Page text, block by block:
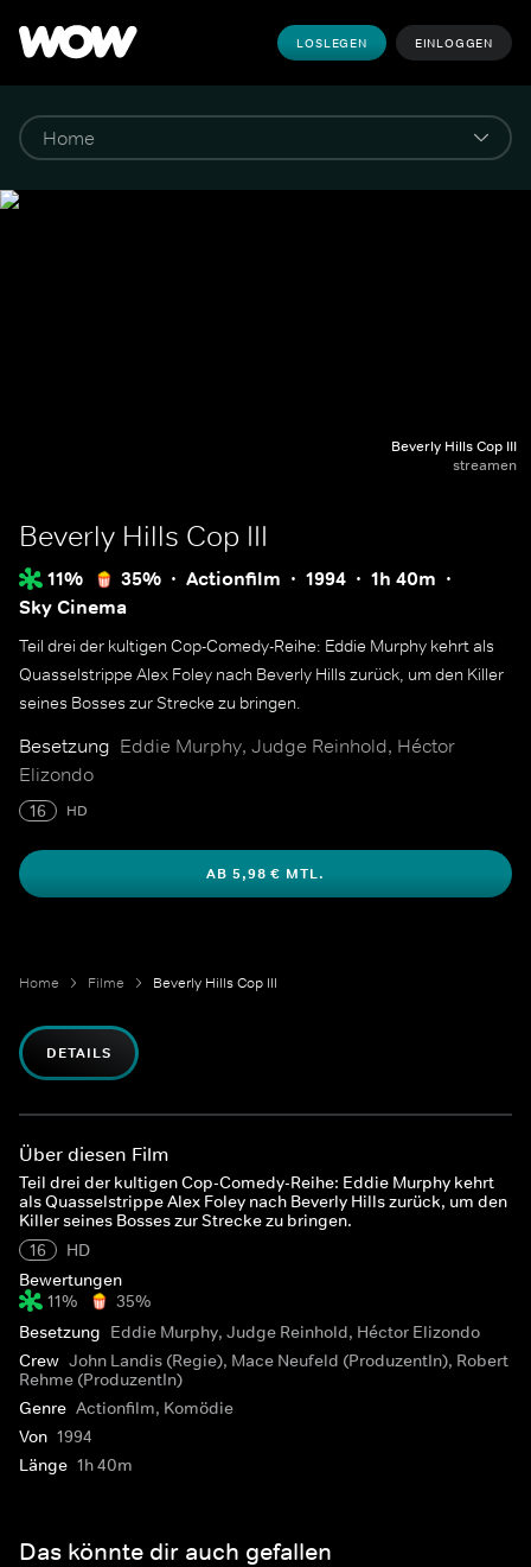
LOSLEGEN EINLOGGEN
Beverly Hills Cop III
streamen
Beverly Hills Cop III
11% 35% Actionfilm 1994
1h 40m
Sky Cinema
Teil drei der kultigen Cop-Comedy-Reihe: Eddie Murphy kehrt als
Quasselstrippe Alex Foley nach Beverly Hills zurück, um den Killer
seines Bosses zur Strecke zu bringen.
Besetzung Eddie Murphy, Judge Reinhold, Héctor
Elizondo
16 HD
AB 5,98 € MTL.
Home Filme Beverly Hills Cop III
DETAILS
Über diesen Film
Teil drei der kultigen Cop-Comedy-Reihe: Eddie Murphy kehrt
als Quasselstrippe Alex Foley nach Beverly Hills zurück, um den
Killer seines Bosses zur Strecke zu bringen.
16
HD
Bewertungen
11%
35%
Besetzung Eddie Murphy, Judge Reinhold, Héctor Elizondo
Crew John Landis (Regie), Mace Neufeld (ProduzentIn), Robert
Rehme (ProduzentIn)
Genre Actionfilm, Komödie
Von 1994
Länge 1h 40m
Das könnte dir auch gefallen